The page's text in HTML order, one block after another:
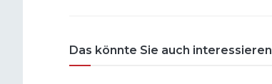
Das könnte Sie auch interessieren